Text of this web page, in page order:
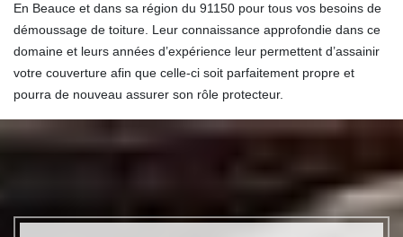
En Beauce et dans sa région du 91150 pour tous vos besoins de
démoussage de toiture. Leur connaissance approfondie dans ce
domaine et leurs années d’expérience leur permettent d’assainir
votre couverture afin que celle-ci soit parfaitement propre et
pourra de nouveau assurer son rôle protecteur.